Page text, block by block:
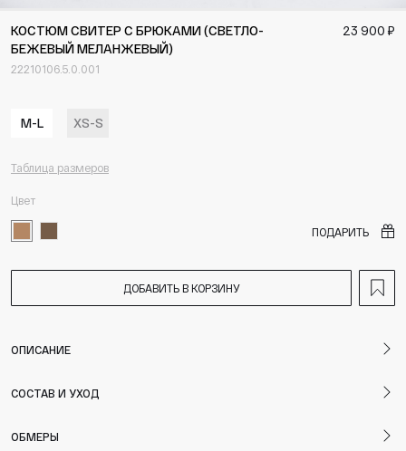
КОСТЮМ СВИТЕР С БРЮКАМИ (СВЕТЛО-
БЕЖЕВЫЙ МЕЛАНЖЕВЫЙ)
22210106.5.0.001
23 900 ₽
M-L XS-S
Таблица размеров
Цвет
ПОДАРИТЬ
ДОБАВИТЬ В КОРЗИНУ
ОПИСАНИЕ
СОСТАВ И УХОД
ОБМЕРЫ